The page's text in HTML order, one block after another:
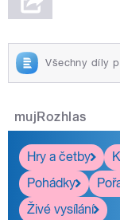
Všechny díly
mujRozhlas
Hry a četby
Pohádky
Živé vysílání